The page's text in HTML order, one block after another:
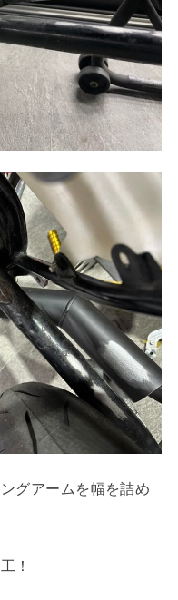
グアームを幅を詰め
！